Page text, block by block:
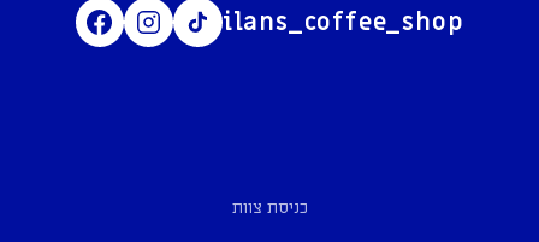
ilans_coffee_shop
כניסת צוות